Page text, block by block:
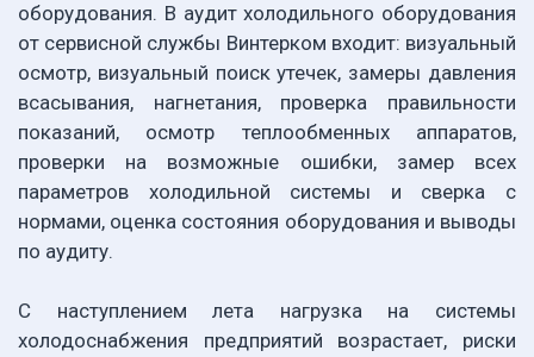
оборудования. В аудит холодильного оборудования
от сервисной службы Винтерком входит: визуальный
осмотр, визуальный поиск утечек, замеры давления
всасывания, нагнетания, проверка правильности
показаний, осмотр теплообменных аппаратов,
проверки на возможные ошибки, замер всех
параметров холодильной системы и сверка с
нормами, оценка состояния оборудования и выводы
по аудиту.
С наступлением лета нагрузка на системы
холодоснабжения предприятий возрастает, риски